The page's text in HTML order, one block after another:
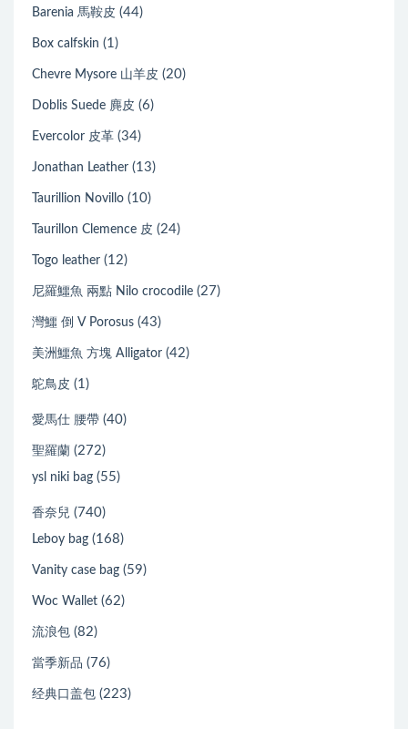
Barenia 馬鞍皮 (44)
Box calfskin (1)
Chevre Mysore 山羊皮 (20)
Doblis Suede 麂皮 (6)
Evercolor 皮革 (34)
Jonathan Leather (13)
Taurillion Novillo (10)
Taurillon Clemence 皮 (24)
Togo leather (12)
尼羅鱷魚 兩點 Nilo crocodile (27)
灣鱷 倒 V Porosus (43)
美洲鱷魚 方塊 Alligator (42)
鴕鳥皮 (1)
愛馬仕 腰帶 (40)
聖羅蘭 (272)
ysl niki bag (55)
香奈兒 (740)
Leboy bag (168)
Vanity case bag (59)
Woc Wallet (62)
流浪包 (82)
當季新品 (76)
经典口盖包 (223)